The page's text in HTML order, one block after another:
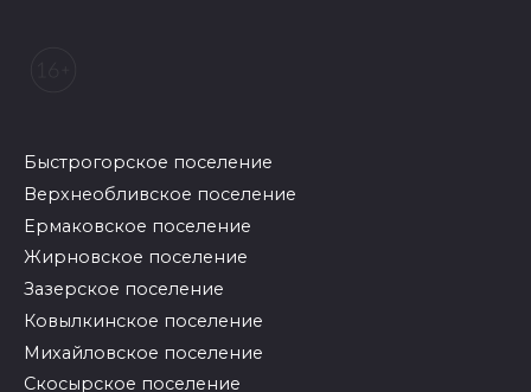
Быстрогорское поселение
Верхнеобливское поселение
Ермаковское поселение
Жирновское поселение
Зазерское поселение
Ковылкинское поселение
Михайловское поселение
Скосырское поселение